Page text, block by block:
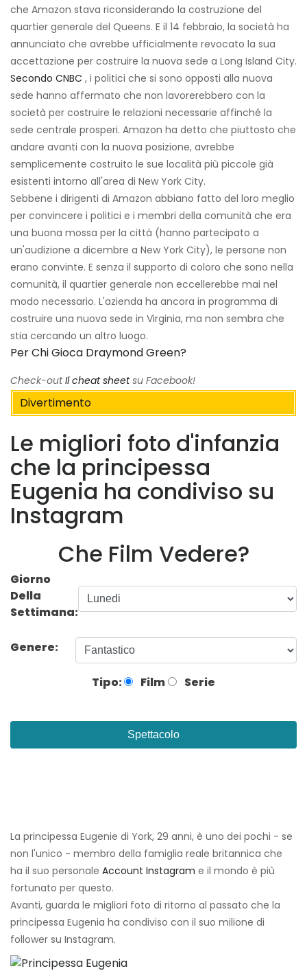
che Amazon stava riconsiderando la costruzione del
quartier generale del Queens. E il 14 febbraio, la società ha
annunciato che avrebbe ufficialmente revocato la sua
accettazione per costruire la nuova sede a Long Island City.
Secondo CNBC , i politici che si sono opposti alla nuova
sede hanno affermato che non lavorerebbero con la
società per costruire le relazioni necessarie affinché la
sede centrale prosperi. Amazon ha detto che piuttosto che
andare avanti con la nuova posizione, avrebbe
semplicemente costruito le sue località più piccole già
esistenti intorno all'area di New York City.
Sebbene i dirigenti di Amazon abbiano fatto del loro meglio
per convincere i politici e i membri della comunità che era
una buona mossa per la città (hanno partecipato a
un'audizione a dicembre a New York City), le persone non
erano convinte. E senza il supporto di coloro che sono nella
comunità, il quartier generale non eccellerebbe mai nel
modo necessario. L'azienda ha ancora in programma di
costruire una nuova sede in Virginia, ma non sembra che
stia cercando un altro luogo.
Per Chi Gioca Draymond Green?
Check-out Il cheat sheet su Facebook!
Divertimento
Le migliori foto d'infanzia
che la principessa
Eugenia ha condiviso su
Instagram
Che Film Vedere?
Giorno
Della
Settimana:
Genere:
Tipo: Film Serie
Spettacolo
La principessa Eugenie di York, 29 anni, è uno dei pochi - se
non l'unico - membro della famiglia reale britannica che
ha il suo personale Account Instagram e il mondo è più
fortunato per questo.
Avanti, guarda le migliori foto di ritorno al passato che la
principessa Eugenia ha condiviso con il suo milione di
follower su Instagram.